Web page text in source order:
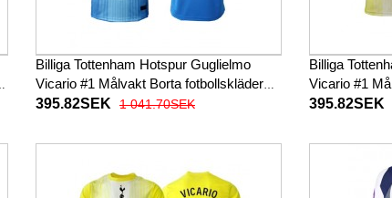
Billiga Tottenham Hotspur Guglielmo
Vicario #1 Målvakt Borta fotbollskläder
2025-26 Kortärmad
395.82SEK 1 041.70SEK
Billiga
Vicario #1
2025-26
395.82SEK